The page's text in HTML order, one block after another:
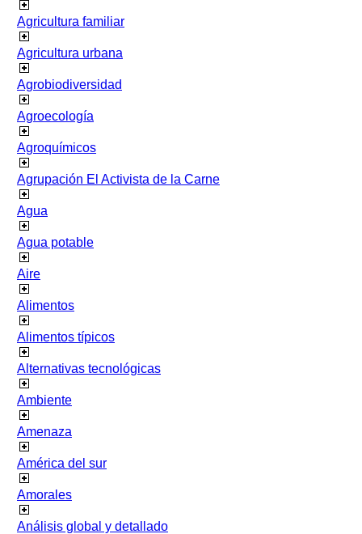
Agricultura familiar
Agricultura urbana
Agrobiodiversidad
Agroecología
Agroquímicos
Agrupación El Activista de la Carne
Agua
Agua potable
Aire
Alimentos
Alimentos típicos
Alternativas tecnológicas
Ambiente
Amenaza
América del sur
Amorales
Análisis global y detallado